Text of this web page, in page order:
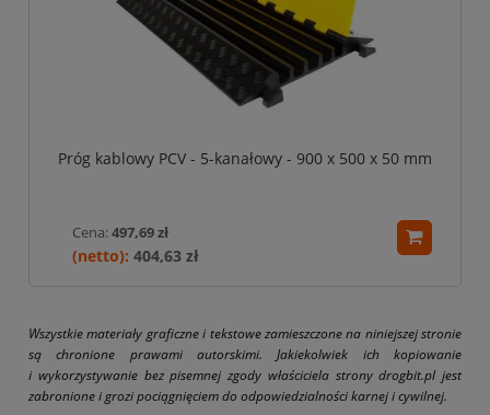
Próg kablowy PCV - 5-kanałowy - 900 x 500 x 50 mm
Cena:497,69 zł
404,63 zł
Wszystkie materiały graficzne i tekstowe zamieszczone na niniejszej stronie
są chronione prawami autorskimi. Jakiekolwiek ich kopiowanie
i wykorzystywanie bez pisemnej zgody właściciela strony drogbit.pl jest
zabronione i grozi pociągnięciem do odpowiedzialności karnej i cywilnej.